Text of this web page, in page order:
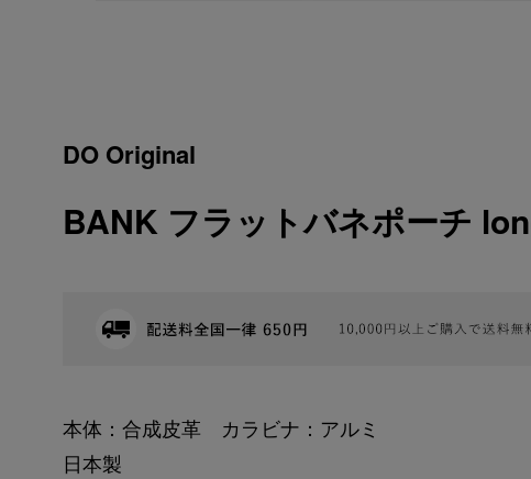
DO Original
BANK フラットバネポーチ
本体：合成皮革 カラビナ：アルミ
日本製